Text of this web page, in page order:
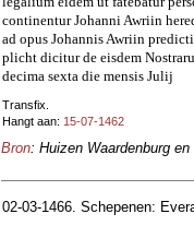
continentur Johanni Awriin
ad opus Johannis Awriin
plicht dicitur de eisdem
decima sexta die mensis Julij
Transfix.
Hangt aan: 15-07-1462
Bron: Huizen Waardenburg
02-03-1466. Schepenen: